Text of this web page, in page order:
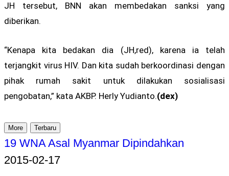
JH tersebut, BNN akan membedakan sanksi yang
diberikan.
“Kenapa kita bedakan dia (JH,red), karena ia telah
terjangkit virus HIV. Dan kita sudah berkoordinasi dengan
pihak rumah sakit untuk dilakukan sosialisasi
pengobatan,” kata AKBP. Herly Yudianto.(dex)
More Terbaru
19 WNA Asal Myanmar Dipindahkan
2015-02-17